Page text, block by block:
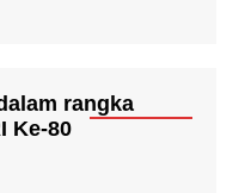
rangka
Ke-80